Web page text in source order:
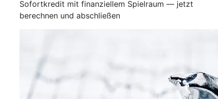
Sofortkredit mit finanziellem Spielraum — jetzt
berechnen und abschließen